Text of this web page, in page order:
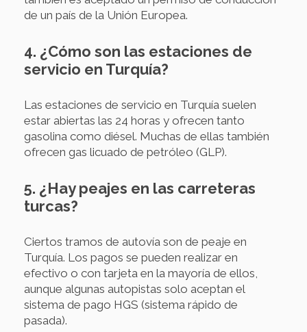
de un país de la Unión Europea.
4. ¿Cómo son las estaciones de
servicio en Turquía?
Las estaciones de servicio en Turquía suelen
estar abiertas las 24 horas y ofrecen tanto
gasolina como diésel. Muchas de ellas también
ofrecen gas licuado de petróleo (GLP).
5. ¿Hay peajes en las carreteras
turcas?
Ciertos tramos de autovía son de peaje en
Turquía. Los pagos se pueden realizar en
efectivo o con tarjeta en la mayoría de ellos,
aunque algunas autopistas solo aceptan el
sistema de pago HGS (sistema rápido de
pasada).